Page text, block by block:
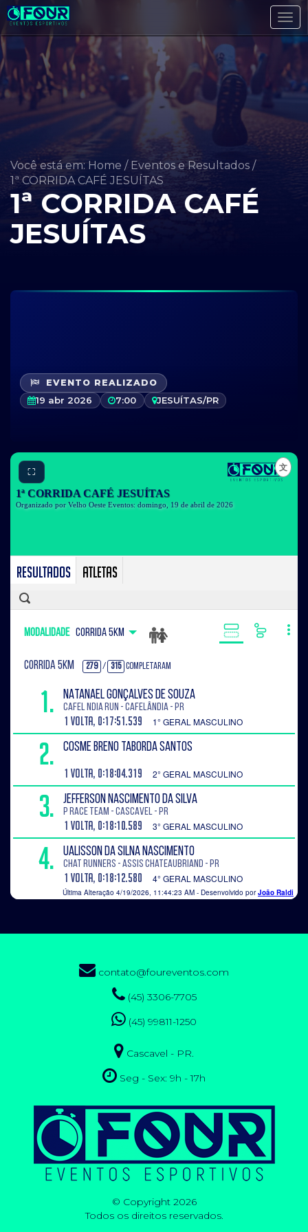
Você está em: Home / Eventos e Resultados /
1ª CORRIDA CAFÉ JESUÍTAS
1ª CORRIDA CAFÉ
JESUÍTAS
EVENTO REALIZADO
19 abr 2026 7:00 JESUÍTAS/PR
⛶
contato@foureventos.com
(45) 3306-7705
(45) 99811-1250
Cascavel - PR.
Seg - Sex: 9h - 17h
© Copyright 2026
Todos os direitos reservados.